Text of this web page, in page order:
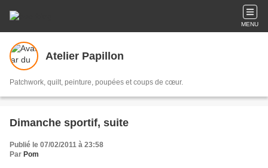
MENU
Atelier Papillon
Patchwork, quilt, peinture, poupées et coups de cœur.
Dimanche sportif, suite
Publié le 07/02/2011 à 23:58
Par Pom